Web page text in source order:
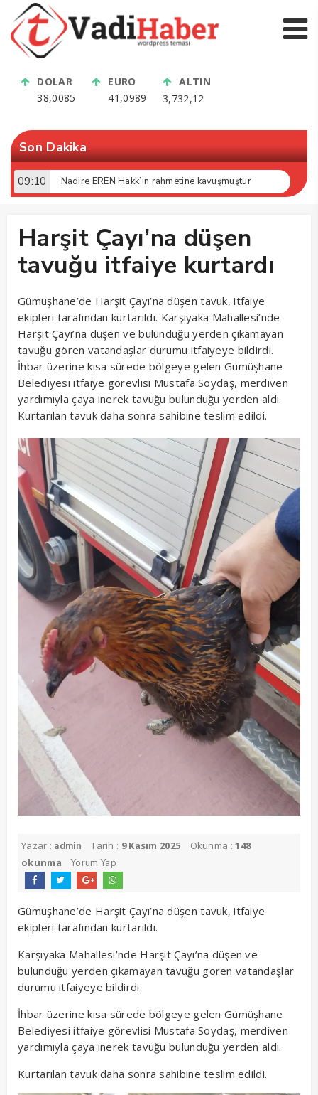
DOLAR
38,0085
EURO
41,0989
ALTIN
3,732,12
Son Dakika
13:41
Harşit Çayı’na düşen
tavuğu itfaiye kurtardı
Gümüşhane’de Harşit Çayı’na düşen tavuk, itfaiye
ekipleri tarafından kurtarıldı. Karşıyaka Mahallesi’nde
Harşit Çayı’na düşen ve bulunduğu yerden çıkamayan
tavuğu gören vatandaşlar durumu itfaiyeye bildirdi.
İhbar üzerine kısa sürede bölgeye gelen Gümüşhane
Belediyesi itfaiye görevlisi Mustafa Soydaş, merdiven
yardımıyla çaya inerek tavuğu bulunduğu yerden aldı.
Kurtarılan tavuk daha sonra sahibine teslim edildi.
Yazar : admin Tarih : 9 Kasım 2025 Okunma :148
okunma
Yorum Yap
Gümüşhane’de Harşit Çayı’na düşen tavuk, itfaiye
ekipleri tarafından kurtarıldı.
Karşıyaka Mahallesi’nde Harşit Çayı’na düşen ve
bulunduğu yerden çıkamayan tavuğu gören vatandaşlar
durumu itfaiyeye bildirdi.
İhbar üzerine kısa sürede bölgeye gelen Gümüşhane
Belediyesi itfaiye görevlisi Mustafa Soydaş, merdiven
yardımıyla çaya inerek tavuğu bulunduğu yerden aldı.
Kurtarılan tavuk daha sonra sahibine teslim edildi.